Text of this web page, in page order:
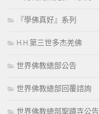
『學佛真好』系列
H.H.第三世多杰羌佛
世界佛教總部公告
世界佛教總部回覆諮詢
世界佛教總部聖蹟寺公告